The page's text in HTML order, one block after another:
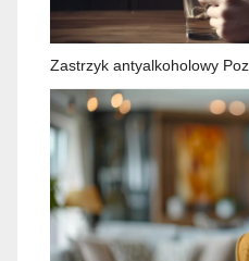
Zastrzyk antyalkoholowy